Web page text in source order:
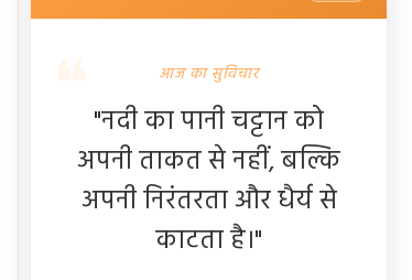
आज का सुविचार
"नदी का पानी चट्टान को
अपनी ताकत से नहीं, बल्कि
अपनी निरंतरता और धैर्य से
काटता है।"